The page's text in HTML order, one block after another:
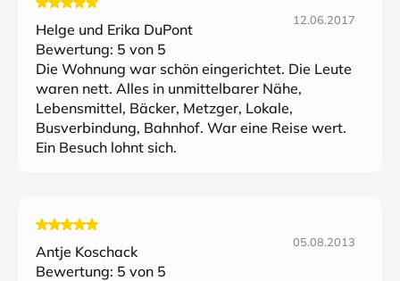
Helge und Erika DuPont
12.06.2017
Bewertung: 5 von 5
Die Wohnung war schön eingerichtet. Die Leute
waren nett. Alles in unmittelbarer Nähe,
Lebensmittel, Bäcker, Metzger, Lokale,
Busverbindung, Bahnhof. War eine Reise wert.
Ein Besuch lohnt sich.
Antje Koschack
05.08.2013
Bewertung: 5 von 5